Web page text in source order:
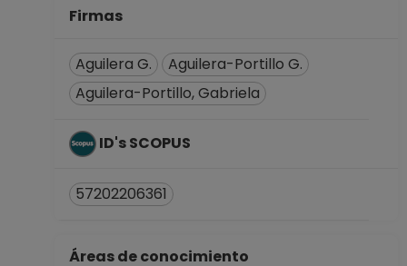
Firmas
Aguilera G.
Aguilera-Portillo G.
Aguilera-Portillo, Gabriela
ID's SCOPUS
57202206361
Áreas de conocimiento